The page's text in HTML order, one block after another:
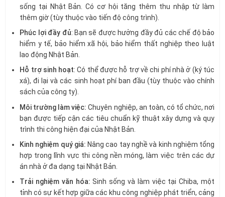
sống tại Nhật Bản. Có cơ hội tăng thêm thu nhập từ làm
thêm giờ (tùy thuộc vào tiến độ công trình).
Phúc lợi đầy đủ: Bạn sẽ được hưởng đầy đủ các chế độ bảo
hiểm y tế, bảo hiểm xã hội, bảo hiểm thất nghiệp theo luật
lao động Nhật Bản.
Hỗ trợ sinh hoạt: Có thể được hỗ trợ về chi phí nhà ở (ký túc
xá), đi lại và các sinh hoạt phí ban đầu (tùy thuộc vào chính
sách của công ty).
Môi trường làm việc: Chuyên nghiệp, an toàn, có tổ chức, nơi
bạn được tiếp cận các tiêu chuẩn kỹ thuật xây dựng và quy
trình thi công hiện đại của Nhật Bản.
Kinh nghiệm quý giá: Nâng cao tay nghề và kinh nghiệm tổng
hợp trong lĩnh vực thi công nền móng, làm việc trên các dự
án nhà ở đa dạng tại Nhật Bản.
Trải nghiệm văn hóa: Sinh sống và làm việc tại Chiba, một
tỉnh có sự kết hợp giữa các khu công nghiệp phát triển, cảng